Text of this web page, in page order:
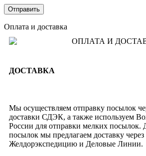
Оплата и доставка
ДОСТАВКА
Мы осуществляем отправку посылок
доставки СДЭК, а также используем
России для отправки мелких посылок.
посылок мы предлагаем доставку
Желдорэкспедицию и Деловые Линии.